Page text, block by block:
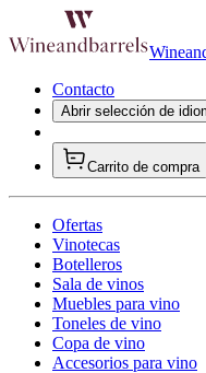
Contacto
Abrir selección de
Carrito de compra
Ofertas
Vinotecas
Botelleros
Sala de vinos
Muebles para vino
Toneles de vino
Copa de vino
Accesorios para vino